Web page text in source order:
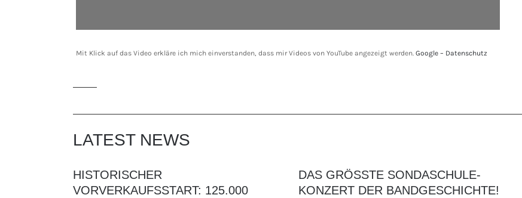
Mit Klick auf das Video erkläre ich mich einverstanden, dass mir Videos von YouTube angezeigt werden. Google – Datenschutz
LATEST NEWS
HISTORISCHER
VORVERKAUFSSTART: 125.000
DAS GRÖSSTE SONDASCHULE-
KONZERT DER BANDGESCHICHTE!